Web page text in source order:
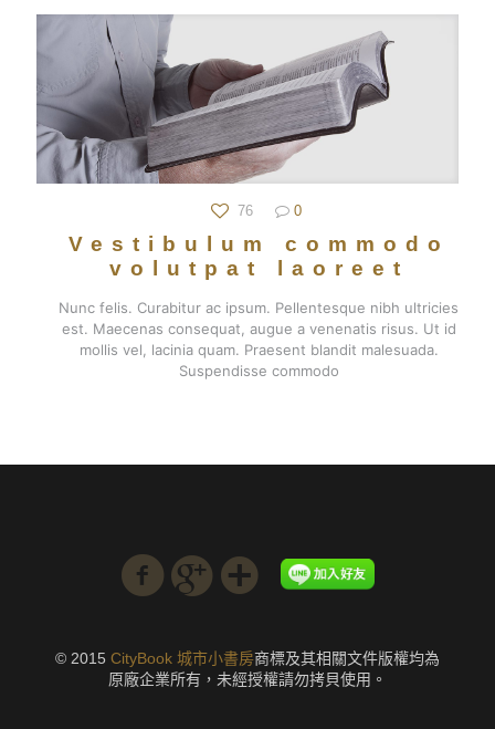
76 0
Vestibulum commodo
volutpat laoreet
Nunc felis. Curabitur ac ipsum. Pellentesque nibh ultricies
est. Maecenas consequat, augue a venenatis risus. Ut id
mollis vel, lacinia quam. Praesent blandit malesuada.
Suspendisse commodo
© 2015 CityBook 城市小書房商標及其相關文件版權均為
原廠企業所有，未經授權請勿拷貝使用。